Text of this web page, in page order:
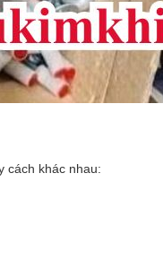
cách khác nhau: